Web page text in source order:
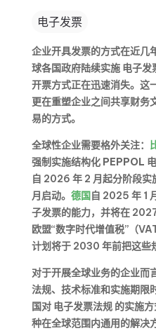
电子发票
企业开具发票的方式在近几
球各国政府陆续实施 电子发
开票方式正在迅速消失。这
更在重塑企业之间共享财务
易的方式。
全球性企业需要格外关注：
强制实施结构化 PEPPOL
自 2026 年 2 月起分阶段实
月启动。 德国自 2025 年 1
子发票的能力，并将在
欧盟“数字时代增值税”（
计划将于 2030 年前把这些
对于开展全球业务的企业而
法规、技术标准和实施期限
国对 电子发票法规的实施方
种在全球范围内通用的解决